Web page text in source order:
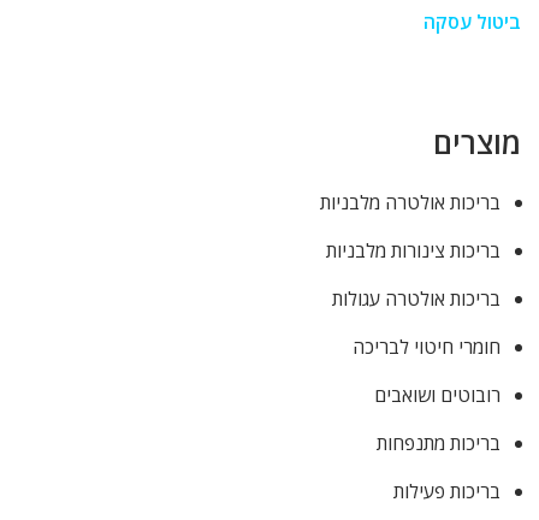
ביטול עסקה
מוצרים
בריכות אולטרה מלבניות
בריכות צינורות מלבניות
בריכות אולטרה עגולות
חומרי חיטוי לבריכה
רובוטים ושואבים
בריכות מתנפחות
בריכות פעילות